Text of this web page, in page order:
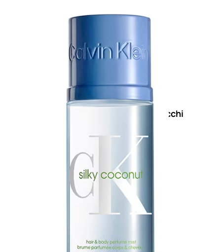
nature
Viso/Labbra/Occhi
Mani
Bagno
Detergenza